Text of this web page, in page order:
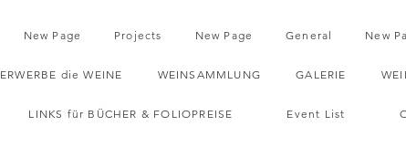
New Page Projects New Page General New
ERWERBE die WEINE WEINSAMMLUNG GALERIE
LINKS für BÜCHER & FOLIOPREISE Event List